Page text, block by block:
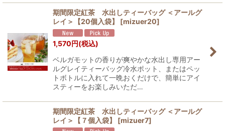
期間限定紅茶 水出しティーバッグ ＜アールグ
レイ＞【20個入袋】
[mizuer20]
1,570円(税込)
ベルガモットの香りが爽やかな水出し専用アー
ルグレイティーバッグ冷水ポット、またはペッ
トボトルに入れて一晩おくだけで、簡単にアイ
スティーをお楽しみいただ…
期間限定紅茶 水出しティーバッグ ＜アールグ
レイ＞【７個入袋】
[mizuer7]